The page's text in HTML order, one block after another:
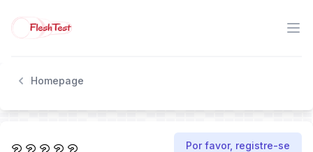
Homepage
Por favor, registre-se